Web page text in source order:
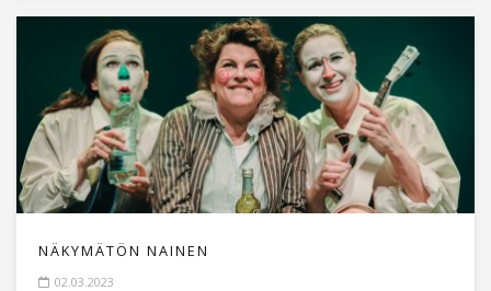
NÄKYMÄTÖN NAINEN
02.03.2023